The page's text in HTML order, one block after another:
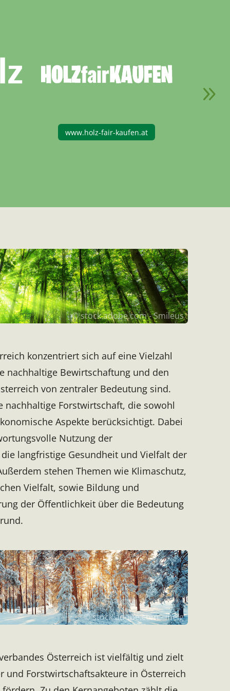
www.waldbauberater.at
© stock.adobe.com - Smileus
konzentriert sich auf eine Vielzahl
nachhaltige Bewirtschaftung und den
von zentraler Bedeutung sind.
nachhaltige Forstwirtschaft, die sowohl
Aspekte berücksichtigt. Dabei
Nutzung der
langfristige Gesundheit und Vielfalt der
stehen Themen wie Klimaschutz,
Vielfalt, sowie Bildung und
der Öffentlichkeit über die Bedeutung
© stock.adobe.com - ihelg
Österreich ist vielfältig und zielt
und Forstwirtschaftsakteure in Österreich